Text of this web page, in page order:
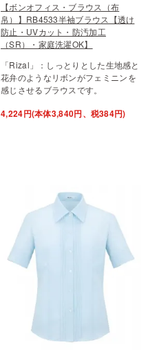
【ボンオフィス・ブラウス（布
帛）】RB4533半袖ブラウス【透け
防止・UVカット・防汚加工
（SR）・家庭洗濯OK】
「Rizal」：しっとりとした生地感と
花弁のようなリボンがフェミニンを
感じさせるブラウスです。
4,224円(本体3,840円、税384円)